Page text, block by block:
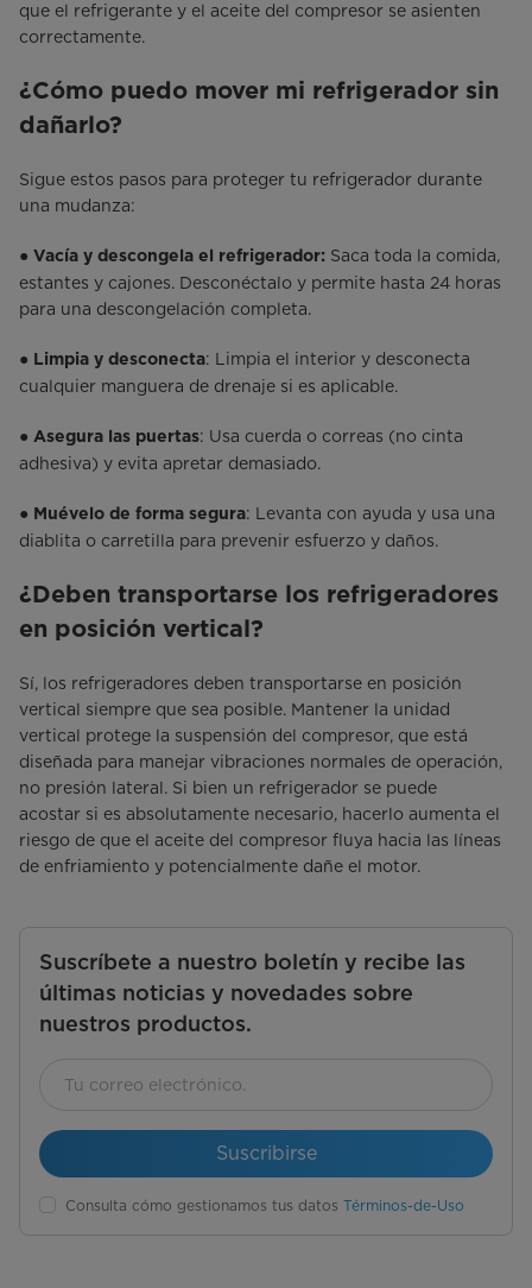
que el refrigerante y el aceite del compresor se asienten
correctamente.
¿Cómo puedo mover mi refrigerador sin
dañarlo?
Sigue estos pasos para proteger tu refrigerador durante
una mudanza:
● Vacía y descongela el refrigerador: Saca toda la comida,
estantes y cajones. Desconéctalo y permite hasta 24 horas
para una descongelación completa.
● Limpia y desconecta: Limpia el interior y desconecta
cualquier manguera de drenaje si es aplicable.
● Asegura las puertas: Usa cuerda o correas (no cinta
adhesiva) y evita apretar demasiado.
● Muévelo de forma segura: Levanta con ayuda y usa una
diablita o carretilla para prevenir esfuerzo y daños.
¿Deben transportarse los refrigeradores
en posición vertical?
Sí, los refrigeradores deben transportarse en posición
vertical siempre que sea posible. Mantener la unidad
vertical protege la suspensión del compresor, que está
diseñada para manejar vibraciones normales de operación,
no presión lateral. Si bien un refrigerador se puede
acostar si es absolutamente necesario, hacerlo aumenta el
riesgo de que el aceite del compresor fluya hacia las líneas
de enfriamiento y potencialmente dañe el motor.
Suscríbete a nuestro boletín y recibe las
últimas noticias y novedades sobre
nuestros productos.
Suscribirse
Consulta cómo gestionamos tus datos Términos-de-Uso